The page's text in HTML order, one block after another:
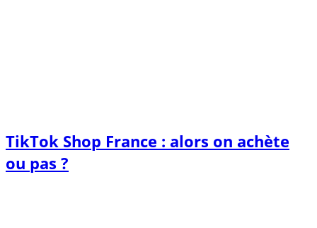
TikTok Shop France : alors on achète
ou pas ?